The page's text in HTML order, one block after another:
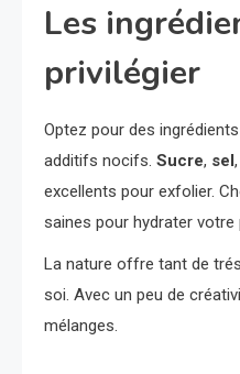
Les
privilégier
Optez pour des ingrédients
additifs nocifs. Sucre, sel,
excellents pour exfolier.
saines pour hydrater votre
La nature offre tant de
soi. Avec un peu de
mélanges.